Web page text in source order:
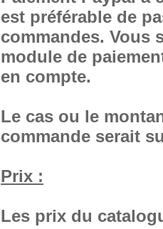
est préférable de
commandes. Vous
module de
en compte.
Le cas ou le
commande serait
Prix :
Les prix du